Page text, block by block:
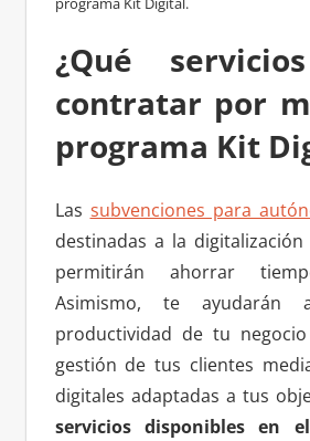
¿Qué
contratar por
programa Kit
Las subvenciones para
destinadas a la
permitirán ahorrar
Asimismo, te
productividad de tu
gestión de tus clientes
digitales adaptadas a tus
servicios disponibles en